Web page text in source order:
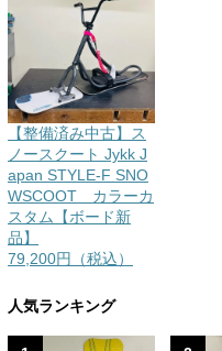
【整備済み中古】ス
ノースクート Jykk J
apan STYLE-F SNO
WSCOOT カラーカ
スタム【ボード新
品】
79,200円（税込）
人気ランキング